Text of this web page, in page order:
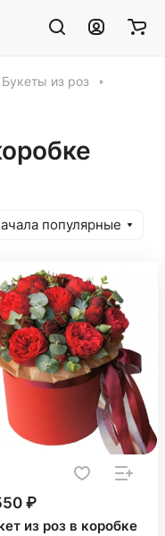
Букеты из роз
популярные
₽
из роз в коробке